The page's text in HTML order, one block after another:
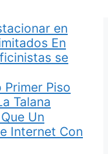
en
En
se
Piso
Talana
Un
Internet Con